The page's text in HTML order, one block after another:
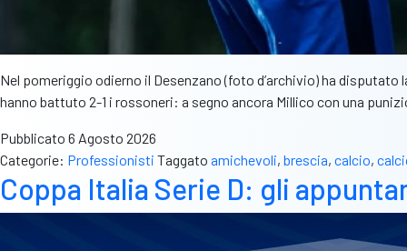
Nel pomeriggio odierno il Desenzano (foto d’archivio) ha
hanno battuto 2-1 i rossoneri: a segno ancora Millico con una
Pubblicato 6 Agosto 2026
Categorie: Professionisti Taggato amichevoli, brescia, calcio,
Coppa Italia Serie D: gli